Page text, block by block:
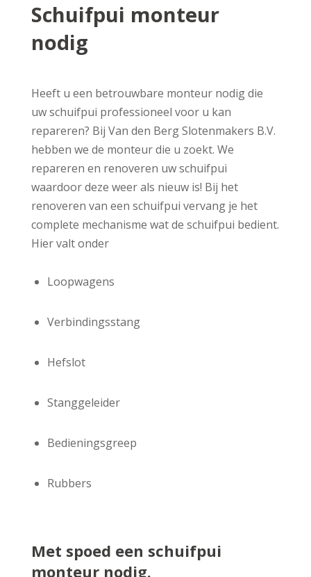
Schuifpui monteur
nodig
Heeft u een betrouwbare monteur nodig die
uw schuifpui professioneel voor u kan
repareren? Bij Van den Berg Slotenmakers B.V.
hebben we de monteur die u zoekt. We
repareren en renoveren uw schuifpui
waardoor deze weer als nieuw is! Bij het
renoveren van een schuifpui vervang je het
complete mechanisme wat de schuifpui bedient.
Hier valt onder
Loopwagens
Verbindingsstang
Hefslot
Stanggeleider
Bedieningsgreep
Rubbers
Met spoed een schuifpui
monteur nodig.